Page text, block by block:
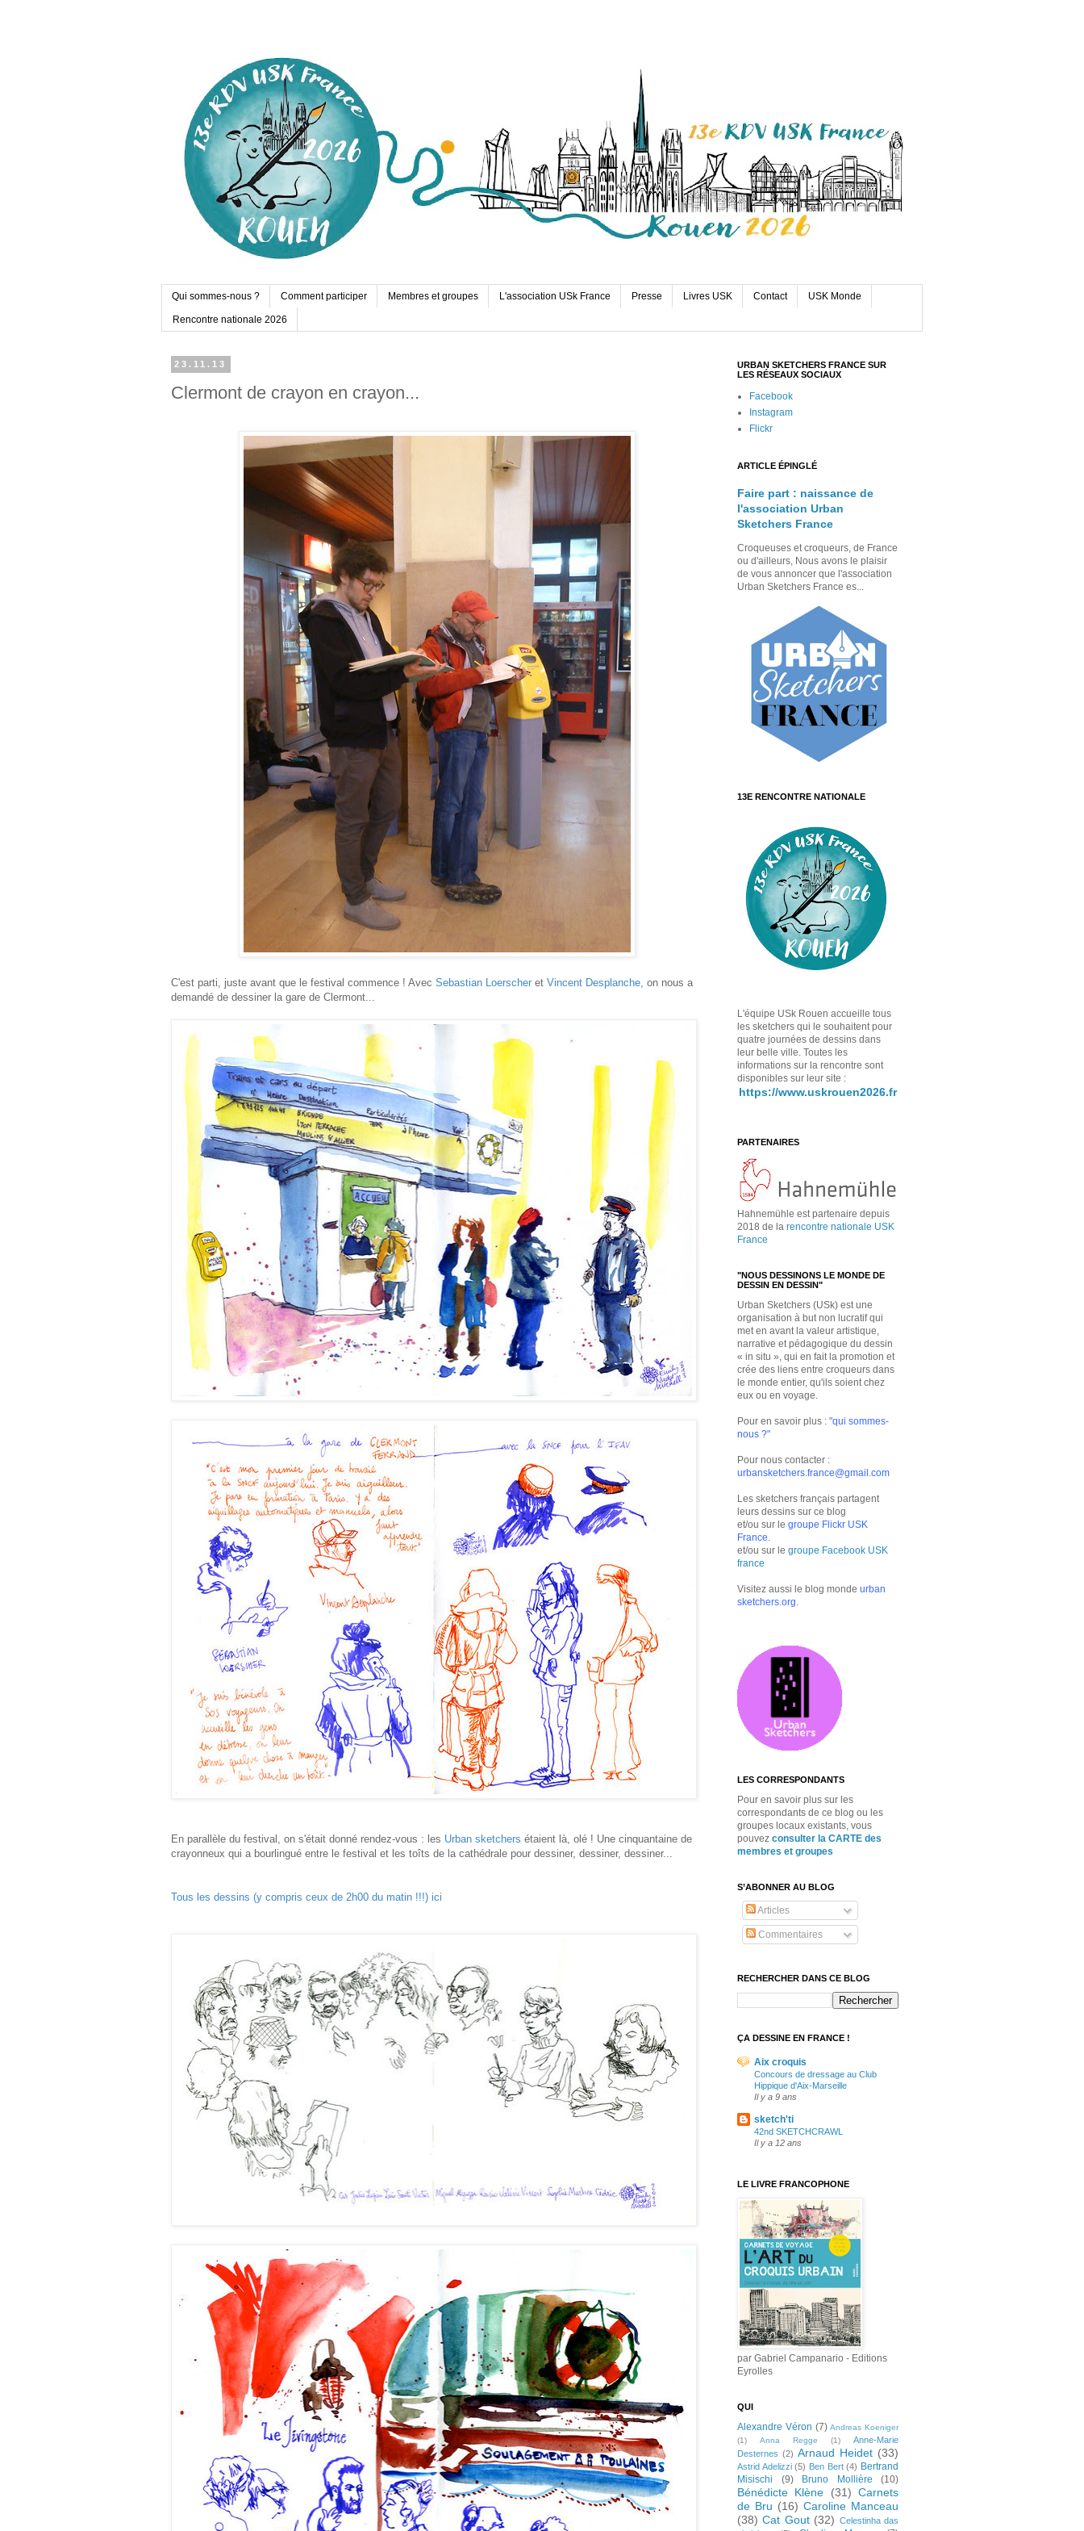
Qui sommes-nous ? Comment participer Membres et groupes L'association USk France Presse Livres USK Contact USK Monde
Rencontre nationale 2026
23.11.13
Clermont de crayon en crayon...
C'est parti, juste avant que le festival commence ! Avec Sebastian Loerscher et Vincent Desplanche, on nous a
demandé de dessiner la gare de Clermont...
En parallèle du festival, on s'était donné rendez-vous : les Urban sketchers étaient là, olé ! Une cinquantaine de
crayonneux qui a bourlingué entre le festival et les toîts de la cathédrale pour dessiner, dessiner, dessiner...
Tous les dessins (y compris ceux de 2h00 du matin !!!) ici
URBAN SKETCHERS FRANCE SUR
LES RÉSEAUX SOCIAUX
Facebook
Instagram
Flickr
ARTICLE ÉPINGLÉ
Faire part : naissance de
l'association Urban
Sketchers France
Croqueuses et croqueurs, de France
ou d'ailleurs, Nous avons le plaisir
de vous annoncer que l'association
Urban Sketchers France es...
13E RENCONTRE NATIONALE
L'équipe USk Rouen accueille tous
les sketchers qui le souhaitent pour
quatre journées de dessins dans
leur belle ville. Toutes les
informations sur la rencontre sont
disponibles sur leur site :
https://www.uskrouen2026.fr
PARTENAIRES
Hahnemühle est partenaire depuis
2018 de la rencontre nationale USK
France
"NOUS DESSINONS LE MONDE DE
DESSIN EN DESSIN"
Urban Sketchers (USk) est une
organisation à but non lucratif qui
met en avant la valeur artistique,
narrative et pédagogique du dessin
« in situ », qui en fait la promotion et
crée des liens entre croqueurs dans
le monde entier, qu'ils soient chez
eux ou en voyage.
Pour en savoir plus : "qui sommes-
nous ?"
Pour nous contacter :
urbansketchers.france@gmail.com
Les sketchers français partagent
leurs dessins sur ce blog
et/ou sur le groupe Flickr USK
France
et/ou sur le groupe Facebook USK
france
Visitez aussi le blog monde urban
sketchers.org
LES CORRESPONDANTS
Pour en savoir plus sur les
correspondants de ce blog ou les
groupes locaux existants, vous
pouvez consulter la CARTE des
membres et groupes
S’ABONNER AU BLOG
Articles
Commentaires
RECHERCHER DANS CE BLOG
ÇA DESSINE EN FRANCE !
Aix croquis
Concours de dressage au Club
Hippique d'Aix-Marseille
Il y a 9 ans
sketch'ti
42nd SKETCHCRAWL
Il y a 12 ans
LE LIVRE FRANCOPHONE
par Gabriel Campanario - Editions
Eyrolles
QUI
Alexandre Véron (7) Andreas Koeniger
(1)
Anna Regge (1)
Anne-Marie
Desternes (2) Arnaud Heidet (33)
Astrid Adelizzi (5) Ben Bert (4) Bertrand
Misischi
(9) Bruno Mollière (10)
Bénédicte Klène (31) Carnets
de Bru (16) Caroline Manceau
(38) Cat Gout (32) Celestinha das